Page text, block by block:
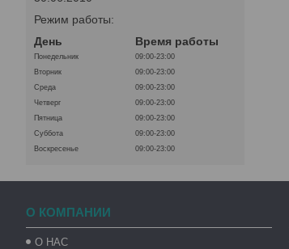
Режим работы:
День
Время работы
Понедельник
09:00-23:00
Вторник
09:00-23:00
Среда
09:00-23:00
Четверг
09:00-23:00
Пятница
09:00-23:00
Суббота
09:00-23:00
Воскресенье
09:00-23:00
О КОМПАНИИ
О НАС